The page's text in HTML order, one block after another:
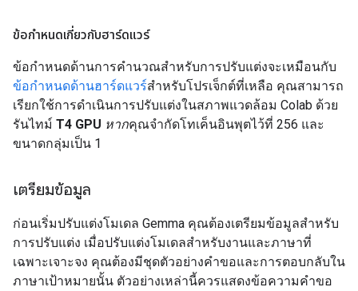
ข้อกำหนดเกี่ยวกับฮาร์ดแวร์
ข้อกำหนดด้านการคำนวณสำหรับการปรับแต่งจะเหมือนกับ
ข้อกำหนดด้านฮาร์ดแวร์สำหรับโปรเจ็กต์ที่เหลือ คุณสามารถ
เรียกใช้การดำเนินการปรับแต่งในสภาพแวดล้อม Colab ด้วย
รันไทม์ T4 GPU หากคุณจำกัดโทเค็นอินพุตไว้ที่ 256 และ
ขนาดกลุ่มเป็น 1
เตรียมข้อมูล
ก่อนเริ่มปรับแต่งโมเดล Gemma คุณต้องเตรียมข้อมูลสำหรับ
การปรับแต่ง เมื่อปรับแต่งโมเดลสำหรับงานและภาษาที่
เฉพาะเจาะจง คุณต้องมีชุดตัวอย่างคำขอและการตอบกลับใน
ภาษาเป้าหมายนั้น ตัวอย่างเหล่านี้ควรแสดงข้อความคำขอ